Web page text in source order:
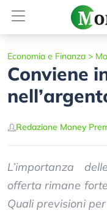
Economia e Finanza >
Conviene
Redazione Money
L’importanza
offerta rimane
Quali previsioni